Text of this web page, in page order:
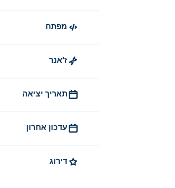
מפתח
ז'אנר
תאריך יציאה
עדכון אחרון
דירוג